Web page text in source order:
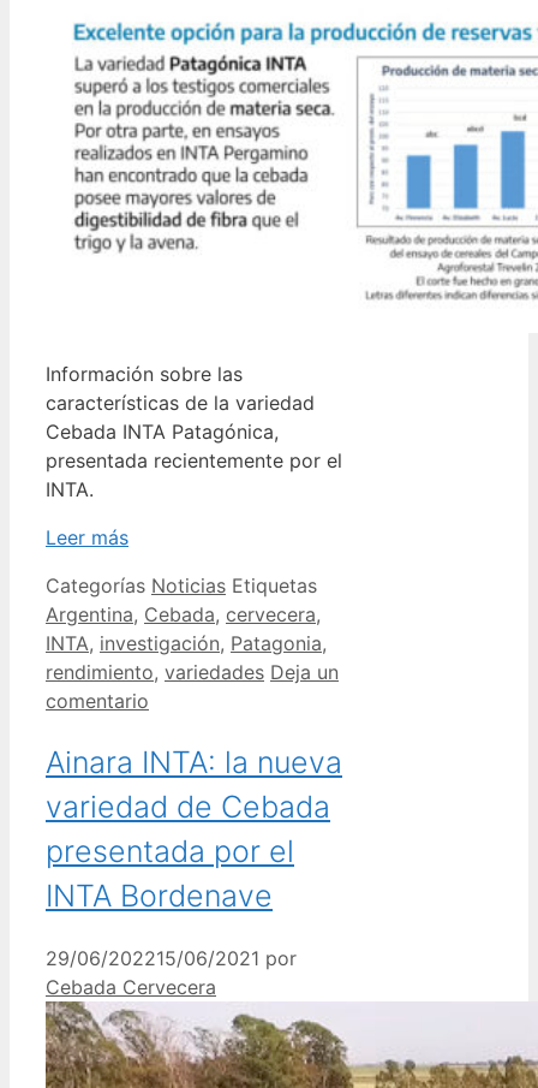
Información sobre las
características de la variedad
Cebada INTA Patagónica,
presentada recientemente por el
INTA.
Leer más
Categorías Noticias Etiquetas
Argentina, Cebada, cervecera,
INTA, investigación, Patagonia,
rendimiento, variedades Deja un
comentario
Ainara INTA: la nueva
variedad de Cebada
presentada por el
INTA Bordenave
29/06/202215/06/2021 por
Cebada Cervecera